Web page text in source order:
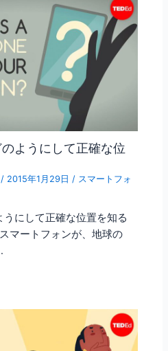
ようにして正確な位
/ 2015年1月29日 / スマートフォ
にして正確な位置を知る
マートフォンが、地球の